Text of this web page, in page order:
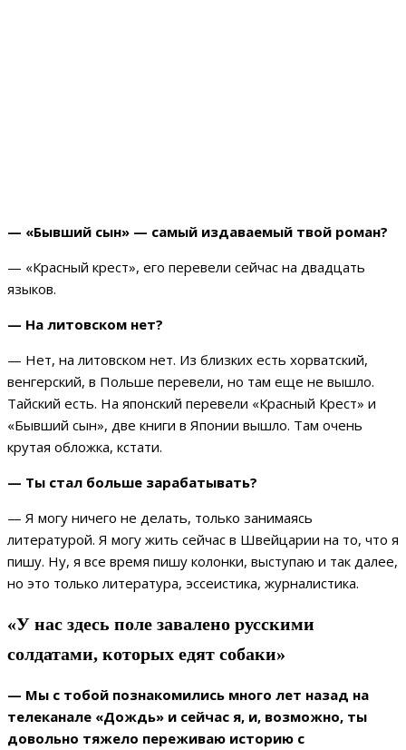
— «Бывший сын» — самый издаваемый твой роман?
— «Красный крест», его перевели сейчас на двадцать
языков.
— На литовском нет?
— Нет, на литовском нет. Из близких есть хорватский,
венгерский, в Польше перевели, но там еще не вышло.
Тайский есть. На японский перевели «Красный Крест» и
«Бывший сын», две книги в Японии вышло. Там очень
крутая обложка, кстати.
— Ты стал больше зарабатывать?
— Я могу ничего не делать, только занимаясь
литературой. Я могу жить сейчас в Швейцарии на то, что я
пишу. Ну, я все время пишу колонки, выступаю и так далее,
но это только литература, эссеистика, журналистика.
«У нас здесь поле завалено русскими
солдатами, которых едят собаки»
— Мы с тобой познакомились много лет назад на
телеканале «Дождь» и сейчас я, и, возможно, ты
довольно тяжело переживаю историю с